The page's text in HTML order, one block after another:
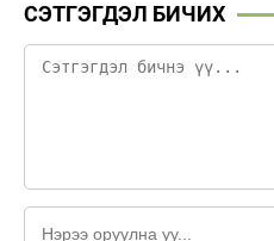
СЭТГЭГДЭЛ БИЧИХ